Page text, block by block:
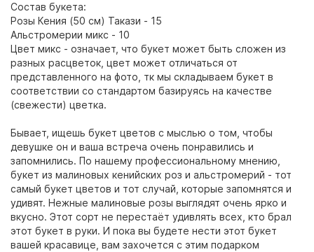
Состав букета:
Розы Кения (50 см) Такази - 15
Альстромерии микс - 10
Цвет микс - означает, что букет может быть сложен из
разных расцветок, цвет может отличаться от
представленного на фото, тк мы складываем букет в
соответствии со стандартом базируясь на качестве
(свежести) цветка.
Бывает, ищешь букет цветов с мыслью о том, чтобы
девушке он и ваша встреча очень понравились и
запомнились. По нашему профессиональному мнению,
букет из малиновых кенийских роз и альстромерий - тот
самый букет цветов и тот случай, которые запомнятся и
удивят. Нежные малиновые розы выглядят очень ярко и
вкусно. Этот сорт не перестаёт удивлять всех, кто брал
этот букет в руки. И пока вы будете нести этот букет
вашей красавице, вам захочется с этим подарком